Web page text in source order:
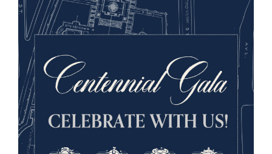
: le clicker-clacker « cricket » de la 101e division
aéroportée.)
Les forces impériales allemandes, austro-hongroises et
ottomanes possédaient des variétés similaires de sifflets
de tranchées. Bien que peu d'informations en anglais
soient disponibles aujourd'hui sur les fabricants de ces
régions durant la Première Guerre mondiale, des
portraits photographiques de soldats montrent des
sifflets cylindriques et des sifflets de sport familiers sur